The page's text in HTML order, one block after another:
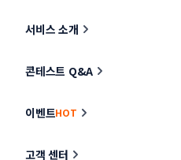
서비스 소개
콘테스트 Q&A
이벤트HOT
고객 센터